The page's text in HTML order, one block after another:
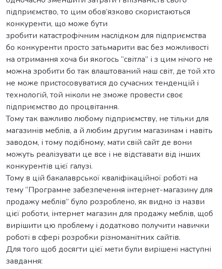
підприємство, то цим обов’язково скористаються
конкуренти, що може бути
зробити катастрофічним наслідком для підприємства
бо конкуренти просто затьмарити вас без можливості
на отримання хоча би якогось “світла” і з цим нічого не
можна зробити бо так влаштований наш світ, де той хто
не може пристосовуватися до сучасних тенденцій і
технологій, той ніколи не зможе провести своє
підприємство до процвітання.
Тому так важливо любому підприємству, не тільки для
магазинів меблів, а й любим другим магазинам і навіть
заводом, і тому подібному, мати свій сайт де вони
можуть реалізувати це все і не відставати від інших
конкурентів цієї галузі.
Тому в цій бакалаврської кваліфікаційної роботі на
тему “Програмне забезпечення інтернет-магазину для
продажу меблів” було розроблено, як видно із назви
цієї роботи, інтернет магазин для продажу меблів, щоб
вирішити цю проблему і додатково получити навички
роботі в сфері розробки різноманітних сайтів.
Для того щоб досягти цієї мети були вирішені наступні
завдання: